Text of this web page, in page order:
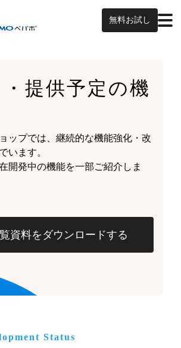
無料お試し
・提供予定の機
ップでは、継続的な機能強化・改
います。
開発中の機能を一部ご紹介しま
資料をダウンロードする
Status